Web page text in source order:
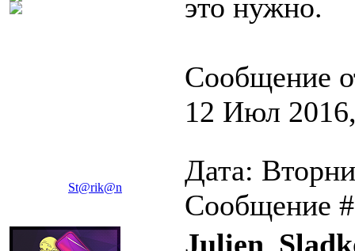
это нужно.
Сообщение
12 Июл
St@rik@n
Дата:
Сообщение